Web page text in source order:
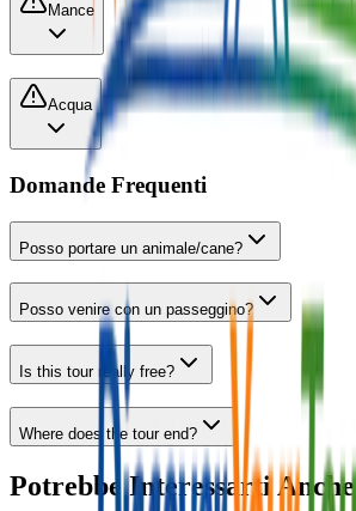
Mance
Acqua
Domande Frequenti
Posso portare un animale/cane?
Posso venire con un passeggino?
Is this tour really free?
Where does the tour end?
Potrebbe Interessarti Anche